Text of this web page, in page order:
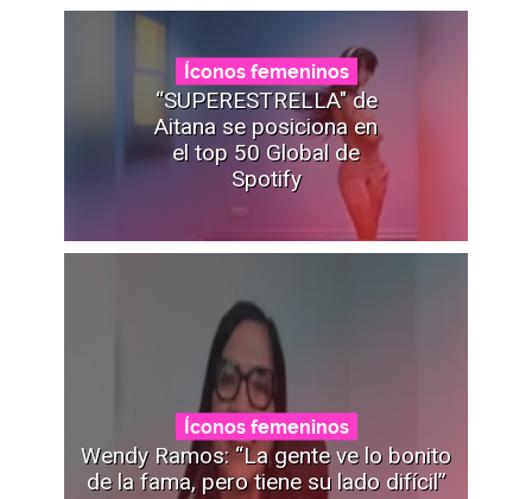
Íconos femeninos
“SUPERESTRELLA" de
Aitana se posiciona en
el top 50 Global de
Spotify
Íconos femeninos
Wendy Ramos: “La gente ve lo bonito
de la fama, pero tiene su lado difícil”